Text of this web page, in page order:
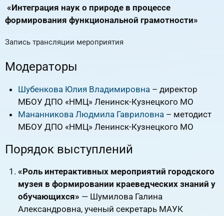
«Интеграция наук о природе в процессе
формирования функциональной грамотности»
Запись трансляции мероприятия
Модераторы
Шубенкова Юлия Владимировна – директор
МБОУ ДПО «НМЦ» Ленинск-Кузнецкого МО
Мананникова Людмила Гавриловна – методист
МБОУ ДПО «НМЦ» Ленинск-Кузнецкого МО
Порядок выступлений
«Роль интерактивных мероприятий городского
музея в формировании краеведческих знаний у
обучающихся» — Шумилова Галина
Александровна, ученый секретарь МАУК